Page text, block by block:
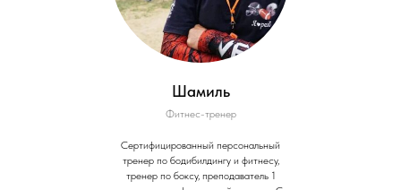
Шамиль
Фитнес-тренер
Сертифицированный персональный
тренер по бодибилдингу и фитнесу,
тренер по боксу, преподаватель 1